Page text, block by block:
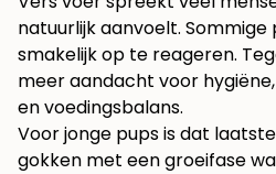
natuurlijk aanvoelt. Sommige
smakelijk op te reageren.
meer aandacht voor
en voedingsbalans.
Voor jonge pups is dat
gokken met een groeifase